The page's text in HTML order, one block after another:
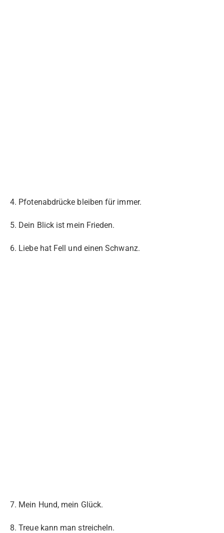
4. Pfotenabdrücke bleiben für immer.
5. Dein Blick ist mein Frieden.
6. Liebe hat Fell und einen Schwanz.
7. Mein Hund, mein Glück.
8. Treue kann man streicheln.